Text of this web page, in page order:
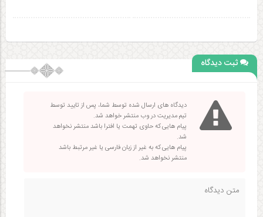
ثبت دیدگاه
دیدگاه های ارسال شده توسط شما، پس از تایید توسط
تیم مدیریت در وب منتشر خواهد شد.
پیام هایی که حاوی تهمت یا افترا باشد منتشر نخواهد
شد.
پیام هایی که به غیر از زبان فارسی یا غیر مرتبط باشد
منتشر نخواهد شد.